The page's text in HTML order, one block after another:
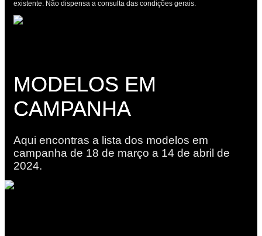
existente. Não dispensa a consulta das condições gerais.
MODELOS EM
CAMPANHA
Aqui encontras a lista dos modelos em
campanha de 18 de março a 14 de abril de
2024.